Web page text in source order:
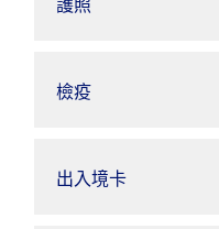
護照
檢疫
出入境卡